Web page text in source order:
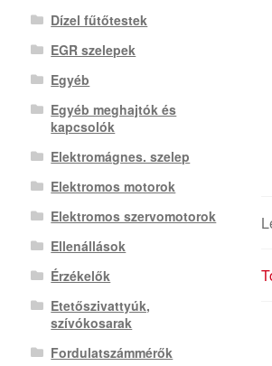
Dízel fűtőtestek
EGR szelepek
Egyéb
Egyéb meghajtók és
kapcsolók
Elektromágnes. szelep
Elektromos motorok
Elektromos szervomotorok
Ellenállások
Érzékelők
Etetőszivattyúk,
szívókosarak
Fordulatszámmérők